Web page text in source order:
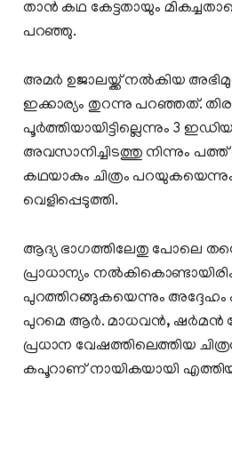
താൻ കഥ കേട്ടതായും
പറഞ്ഞു.
അമർ ഉജാലയ്ക്ക് നൽകിയ
ഇക്കാര‍്യം തുറന്നു പറഞ്ഞത്.
പൂർത്തിയായിട്ടില്ലെന്നും 3
അവസാനിച്ചിടത്തു നിന്നും
കഥയാകും ചിത്രം
വെളിപ്പെടുത്തി.
ആദ‍്യ ഭാഗത്തിലേതു പോലെ
പ്രാധാന‍്യം
പുറത്തിറങ്ങുകയെന്നും
പുറമെ ആർ. മാധവൻ, ഷർമൻ
പ്രധാന വേഷത്തിലെത്തിയ
കപൂറാണ് നായികയായി